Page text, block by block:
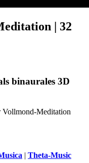
| 32
binaurales 3D
Vollmond-Meditation
| Theta-Music